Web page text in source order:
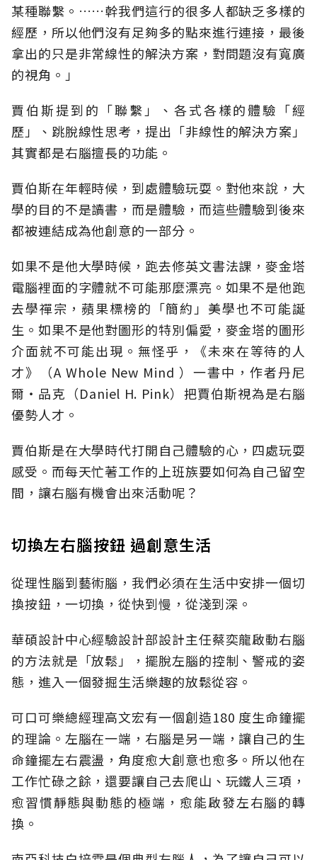
某種聯繫。……幹我們這行的很多人都缺乏多樣的
經歷，所以他們沒有足夠多的點來進行連接，最後
拿出的只是非常線性的解決方案，對問題沒有寬廣
的視角。」
賈伯斯提到的「聯繫」、各式各樣的體驗「經
歷」、跳脫線性思考，提出「非線性的解決方案」
其實都是右腦擅長的功能。
賈伯斯在年輕時候，到處體驗玩耍。對他來說，大
學的目的不是讀書，而是體驗，而這些體驗到後來
都被連結成為他創意的一部分。
如果不是他大學時候，跑去修英文書法課，麥金塔
電腦裡面的字體就不可能那麼漂亮。如果不是他跑
去學禪宗，蘋果標榜的「簡約」美學也不可能誕
生。如果不是他對圖形的特別偏愛，麥金塔的圖形
介面就不可能出現。無怪乎，《未來在等待的人
才》（A Whole New Mind ）一書中，作者丹尼
爾‧品克（Daniel H. Pink）把賈伯斯視為是右腦
優勢人才。
賈伯斯是在大學時代打開自己體驗的心，四處玩耍
感受。而每天忙著工作的上班族要如何為自己留空
間，讓右腦有機會出來活動呢？
切換左右腦按鈕 過創意生活
從理性腦到藝術腦，我們必須在生活中安排一個切
換按鈕，一切換，從快到慢，從淺到深。
華碩設計中心經驗設計部設計主任蔡奕龍啟動右腦
的方法就是「放鬆」，擺脫左腦的控制、警戒的姿
態，進入一個發掘生活樂趣的放鬆從容。
可口可樂總經理高文宏有一個創造180 度生命鐘擺
的理論。左腦在一端，右腦是另一端，讓自己的生
命鐘擺左右震盪，角度愈大創意也愈多。所以他在
工作忙碌之餘，還要讓自己去爬山、玩鐵人三項，
愈習慣靜態與動態的極端，愈能啟發左右腦的轉
換。